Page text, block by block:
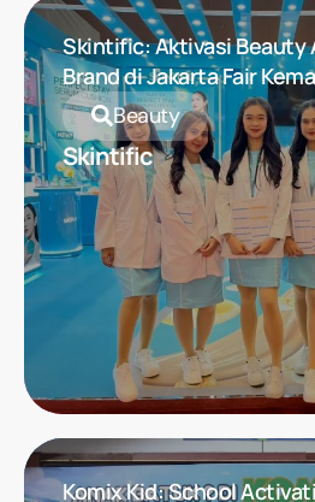
Skintific: Aktivasi Beauty
Brand di Jakarta Fair
Beauty
Skintific
Komix Kid: School